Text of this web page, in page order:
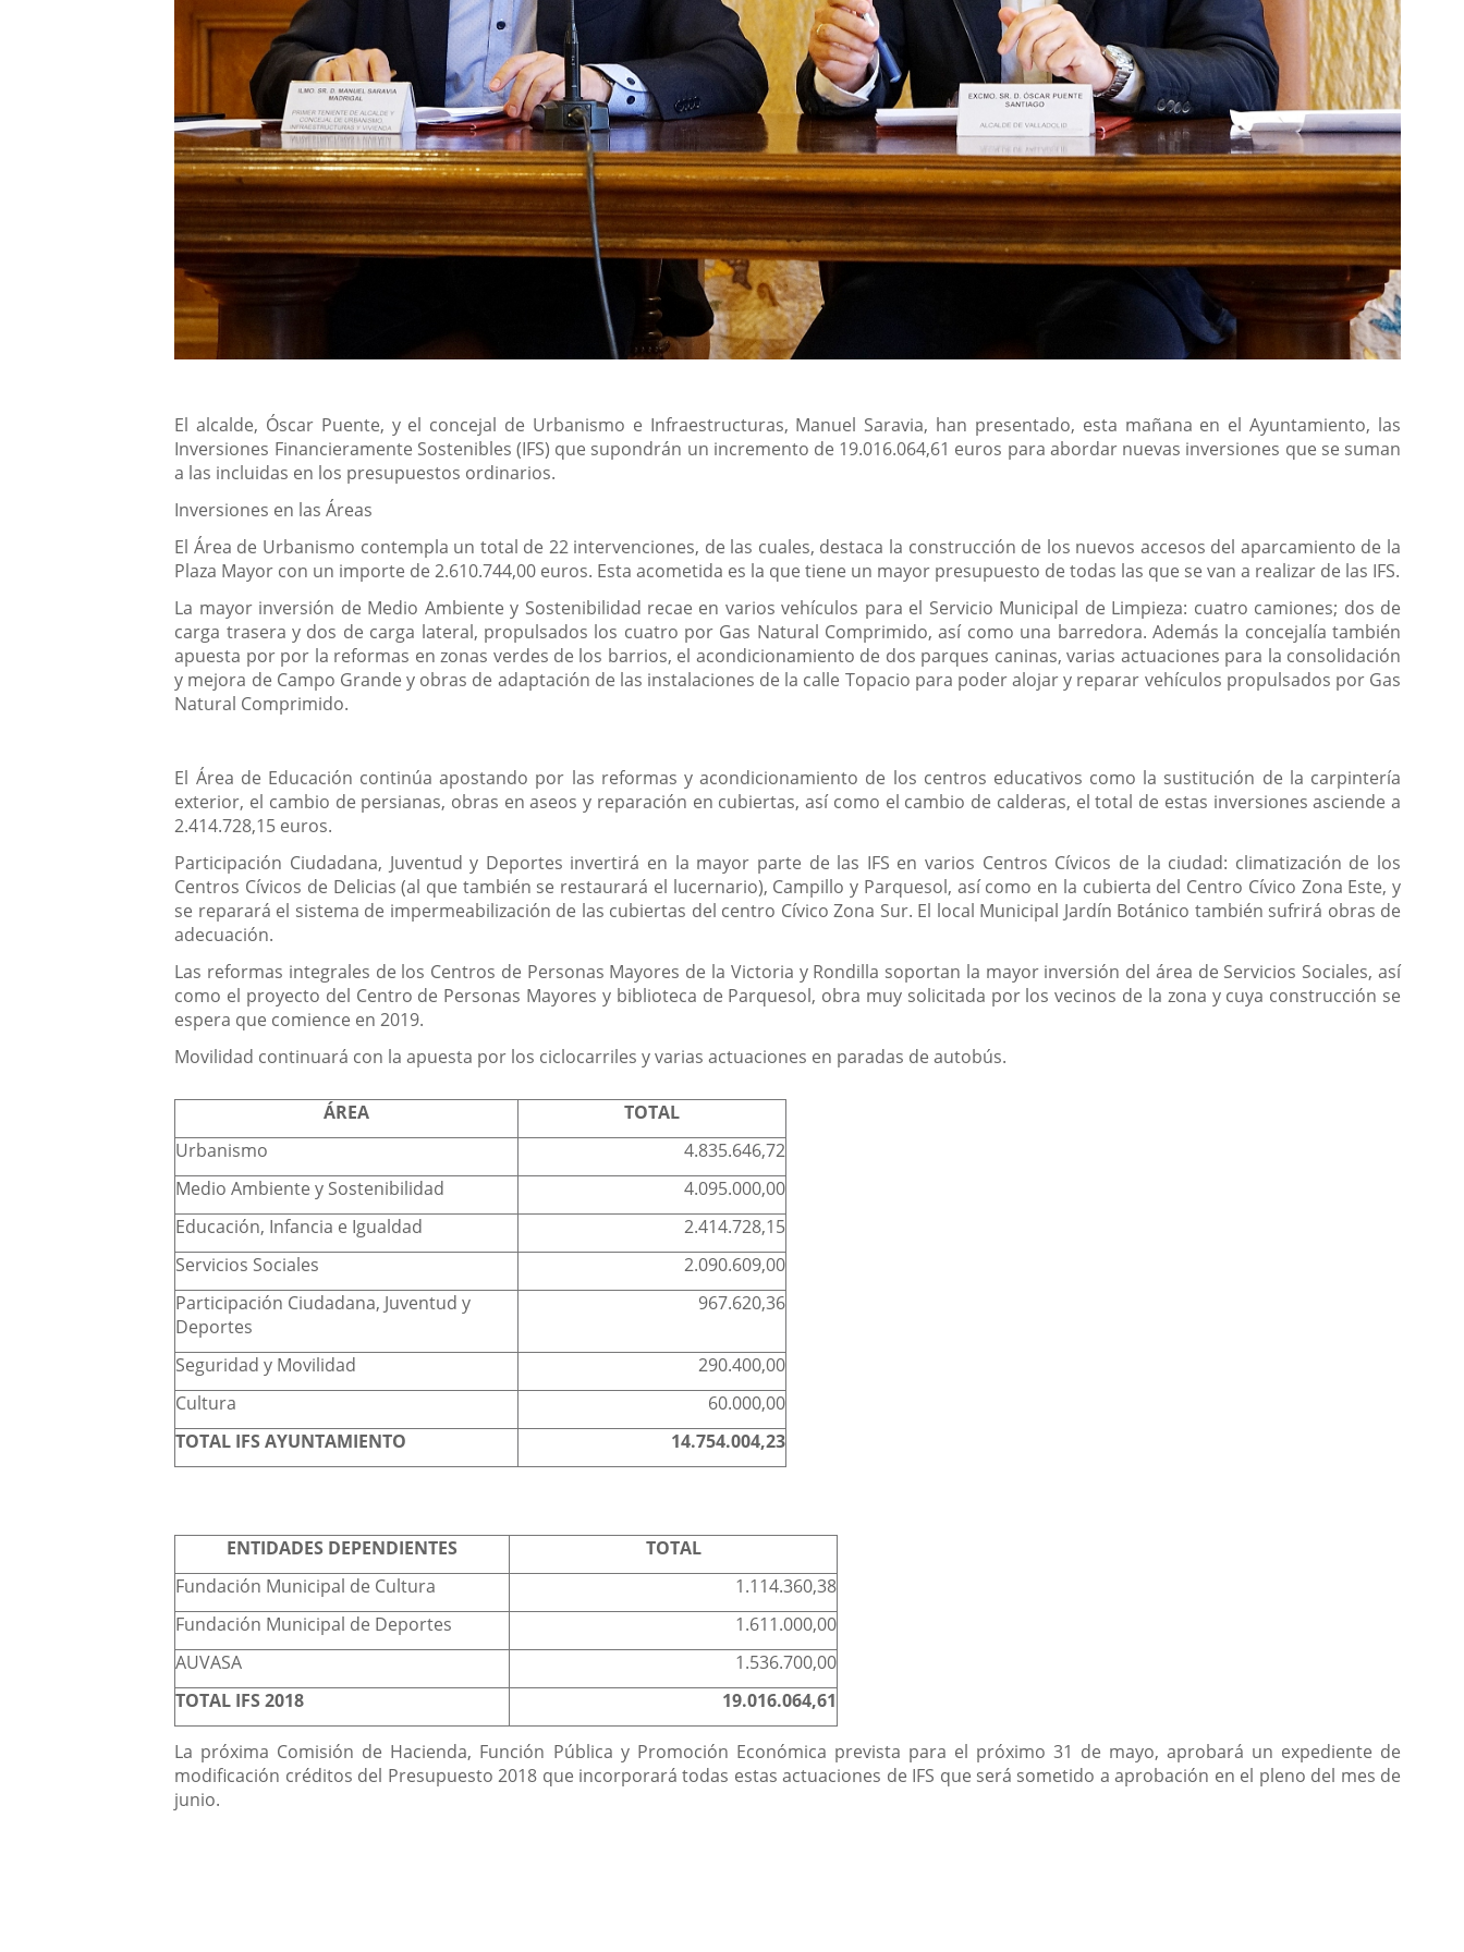
El alcalde, Óscar Puente, y el concejal de Urbanismo e Infraestructuras, Manuel Saravia, han presentado, esta mañana en el Ayuntamiento, las
Inversiones Financieramente Sostenibles (IFS) que supondrán un incremento de 19.016.064,61 euros para abordar nuevas inversiones que se suman
a las incluidas en los presupuestos ordinarios.
Inversiones en las Áreas
El Área de Urbanismo contempla un total de 22 intervenciones, de las cuales, destaca la construcción de los nuevos accesos del aparcamiento de la
Plaza Mayor con un importe de 2.610.744,00 euros. Esta acometida es la que tiene un mayor presupuesto de todas las que se van a realizar de las IFS.
La mayor inversión de Medio Ambiente y Sostenibilidad recae en varios vehículos para el Servicio Municipal de Limpieza: cuatro camiones; dos de
carga trasera y dos de carga lateral, propulsados los cuatro por Gas Natural Comprimido, así como una barredora. Además la concejalía también
apuesta por por la reformas en zonas verdes de los barrios, el acondicionamiento de dos parques caninas, varias actuaciones para la consolidación
y mejora de Campo Grande y obras de adaptación de las instalaciones de la calle Topacio para poder alojar y reparar vehículos propulsados por Gas
Natural Comprimido.
El Área de Educación continúa apostando por las reformas y acondicionamiento de los centros educativos como la sustitución de la carpintería
exterior, el cambio de persianas, obras en aseos y reparación en cubiertas, así como el cambio de calderas, el total de estas inversiones asciende a
2.414.728,15 euros.
Participación Ciudadana, Juventud y Deportes invertirá en la mayor parte de las IFS en varios Centros Cívicos de la ciudad: climatización de los
Centros Cívicos de Delicias (al que también se restaurará el lucernario), Campillo y Parquesol, así como en la cubierta del Centro Cívico Zona Este, y
se reparará el sistema de impermeabilización de las cubiertas del centro Cívico Zona Sur. El local Municipal Jardín Botánico también sufrirá obras de
adecuación.
Las reformas integrales de los Centros de Personas Mayores de la Victoria y Rondilla soportan la mayor inversión del área de Servicios Sociales, así
como el proyecto del Centro de Personas Mayores y biblioteca de Parquesol, obra muy solicitada por los vecinos de la zona y cuya construcción se
espera que comience en 2019.
Movilidad continuará con la apuesta por los ciclocarriles y varias actuaciones en paradas de autobús.
ÁREA
TOTAL
Urbanismo
4.835.646,72
Medio Ambiente y Sostenibilidad
4.095.000,00
Educación, Infancia e Igualdad
2.414.728,15
Servicios Sociales
2.090.609,00
Participación Ciudadana, Juventud y
Deportes
967.620,36
Seguridad y Movilidad
290.400,00
Cultura
60.000,00
TOTAL IFS AYUNTAMIENTO
14.754.004,23
ENTIDADES DEPENDIENTES
TOTAL
Fundación Municipal de Cultura
1.114.360,38
Fundación Municipal de Deportes
1.611.000,00
AUVASA
1.536.700,00
TOTAL IFS 2018
19.016.064,61
La próxima Comisión de Hacienda, Función Pública y Promoción Económica prevista para el próximo 31 de mayo, aprobará un expediente de
modificación créditos del Presupuesto 2018 que incorporará todas estas actuaciones de IFS que será sometido a aprobación en el pleno del mes de
junio.